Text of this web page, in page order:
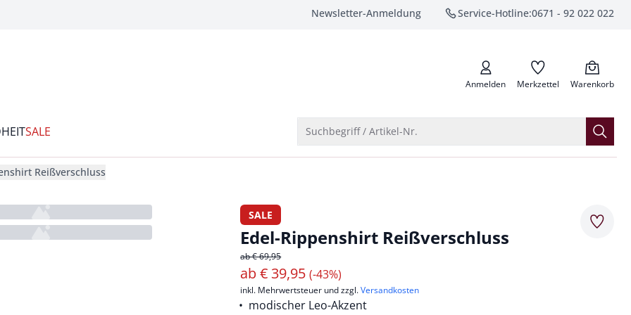
Newsletter-Anmeldung Service-Hotline:0671 - 92 022 022
anrufen
Anmelden Merkzettel Warenkorb
SALE Suchbegriff / Artikel-Nr.
Reißverschluss
SALE
Edel-Rippenshirt Reißverschluss
ab € 69,95
ab€ 39,95(-43%)
inkl. Mehrwertsteuer und zzgl.Versandkosten
modischer Leo-Akzent